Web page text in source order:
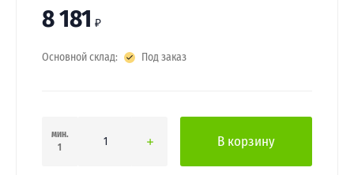
8 181 ₽
Основной склад: Под заказ
мин.
1
В корзину